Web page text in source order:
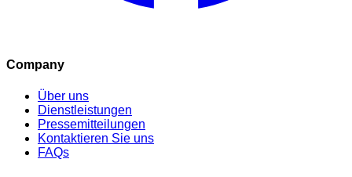
Company
Über uns
Dienstleistungen
Pressemitteilungen
Kontaktieren Sie uns
FAQs